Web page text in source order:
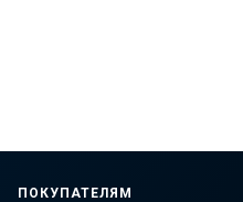
ПОКУПАТЕЛЯМ